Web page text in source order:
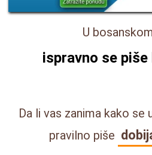
U
ispravno se piše
Da li vas zanima kako se
pravilno piše